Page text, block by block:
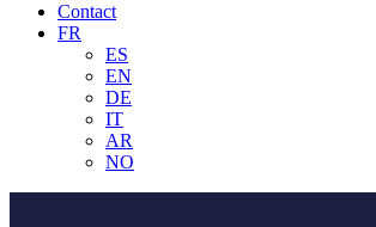
Contact
FR
ES
EN
DE
IT
AR
NO